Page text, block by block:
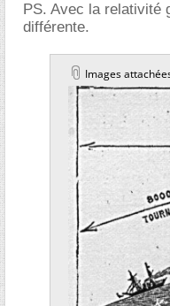
PS. Avec la relativité
différente.
Images